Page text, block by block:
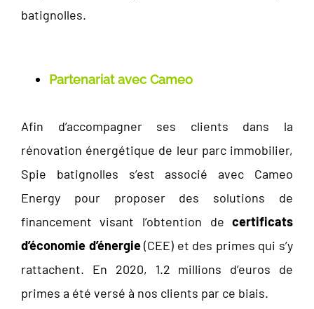
batignolles.
Partenariat avec Cameo
Afin d’accompagner ses clients dans la
rénovation énergétique de leur parc immobilier,
Spie batignolles s’est associé avec Cameo
Energy pour proposer des solutions de
financement visant l’obtention decertificats
d’économie d’énergie(CEE) et des primes qui s’y
rattachent. En 2020, 1.2 millions d’euros de
primes a été versé à nos clients par ce biais.